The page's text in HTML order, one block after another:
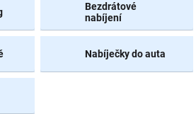
Bezdrátové
nabíjení
Nabíječky do auta